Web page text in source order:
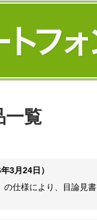
一覧
3月24日）
仕様により、目論見